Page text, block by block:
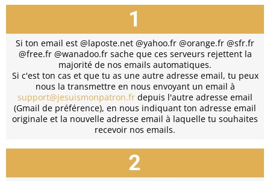
1
Si ton email est @laposte.net @yahoo.fr @orange.fr @sfr.fr
@free.fr @wanadoo.fr sache que ces serveurs rejettent la
majorité de nos emails automatiques.
Si c'est ton cas et que tu as une autre adresse email, tu peux
nous la transmettre en nous envoyant un email à
support@jesuismonpatron.fr depuis l'autre adresse email
(Gmail de préférence), en nous indiquant ton adresse email
originale et la nouvelle adresse email à laquelle tu souhaites
recevoir nos emails.
2